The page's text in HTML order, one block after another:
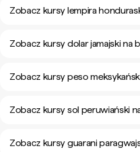
Zobacz kursy lempira
Zobacz kursy dolar jamajski na
Zobacz kursy peso
Zobacz kursy sol peruwiański
Zobacz kursy guarani